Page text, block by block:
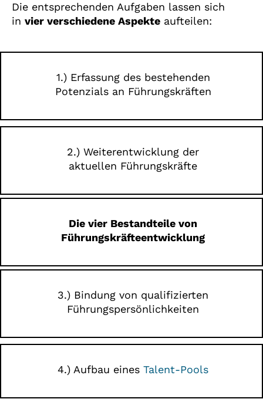
Die entsprechenden Aufgaben lassen sich
in vier verschiedene Aspekte aufteilen:
1.) Erfassung des bestehenden
Potenzials an Führungskräften
2.) Weiterentwicklung der
aktuellen Führungskräfte
Die vier Bestandteile von
Führungskräfteentwicklung
3.) Bindung von qualifizierten
Führungspersönlichkeiten
4.) Aufbau eines Talent-Pools